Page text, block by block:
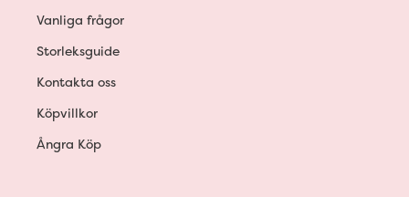
Vanliga frågor
Storleksguide
Kontakta oss
Köpvillkor
Ångra Köp